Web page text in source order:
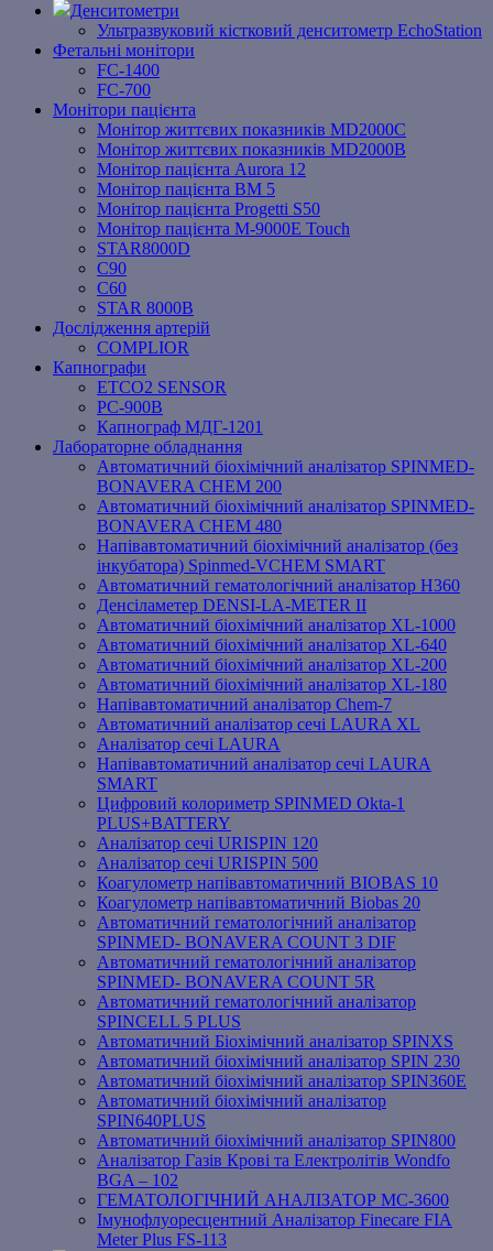
Денситометри
Ультразвуковий кістковий денситометр EchoStation
Фетальні монітори
FC-1400
FC-700
Монітори пацієнта
Монітор життєвих показників MD2000С
Монітор життєвих показників MD2000В
Mонітоp пацієнта Aurora 12
Монітор пацієнта BM 5
Монітор пацієнта Progetti S50
Монітор пацієнта M-9000E Touch
STAR8000D
C90
C60
STAR 8000B
Дослідження артерій
COMPLIOR
Капнографи
ETCO2 SENSOR
PC‐900B
Капнограф МДГ-1201
Лабораторне обладнання
Автоматичний біохімічний аналізатор SPINMED-
BONAVERA CHEM 200
Автоматичний біохімічний аналізатор SPINMED-
BONAVERA CHEM 480
Напівавтоматичний біохімічний аналізатор (без
інкубатора) Spinmed-VCHEM SMART
Автоматичний гематологічний аналізатор Н360
Денсіламетер DENSI-LA-METER ІІ
Автоматичний біохімічний аналізатор XL-1000
Автоматичний біохімічний аналізатор XL-640
Автоматичний біохімічний аналізатор XL-200
Автоматичний біохімічний аналізатор XL-180
Напівавтоматичний аналізатор Chem-7
Автоматичний аналізатор сечі LAURA XL
Аналізатор сечі LAURA
Напівавтоматичний аналізатор сечі LAURA
SMART
Цифровий колориметр SPINMED Okta-1
PLUS+BATTERY
Аналізатор сечі URISPIN 120
Аналізатор сечі URISPIN 500
Коагулометр напівавтоматичний BIOBAS 10
Коагулометр напівавтоматичний Biobas 20
Автоматичний гематологічний аналізатор
SPINMED- BONAVERA COUNT 3 DIF
Автоматичний гематологічний аналізатор
SPINMED- BONAVERA COUNT 5R
Автоматичний гематологічний аналізатор
SPINCELL 5 PLUS
Автоматичний Біохімічний аналізатор SPINXS
Автоматичний біохімічний аналізатор SPIN 230
Автоматичний біохімічний аналізатор SPIN360E
Автоматичний біохімічний аналізатор
SPIN640PLUS
Автоматичний біохімічний аналізатор SPIN800
Аналізатор Газів Крові та Електролітів Wondfo
BGA – 102
ГЕМАТОЛОГІЧНИЙ АНАЛІЗАТОР MC-3600
Імунофлуоресцентний Аналізатор Finecare FIA
Meter Plus FS-113